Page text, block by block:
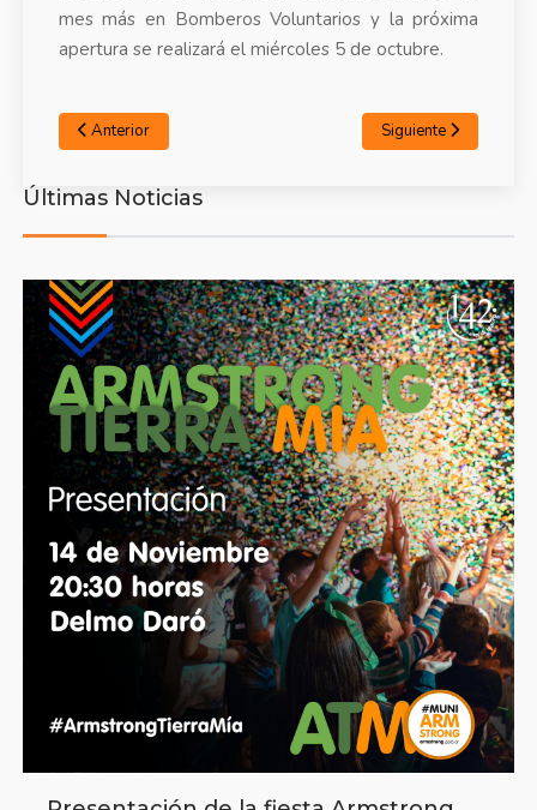
mes más en Bomberos Voluntarios y la próxima
apertura se realizará el miércoles 5 de octubre.
Anterior Siguiente
Últimas Noticias